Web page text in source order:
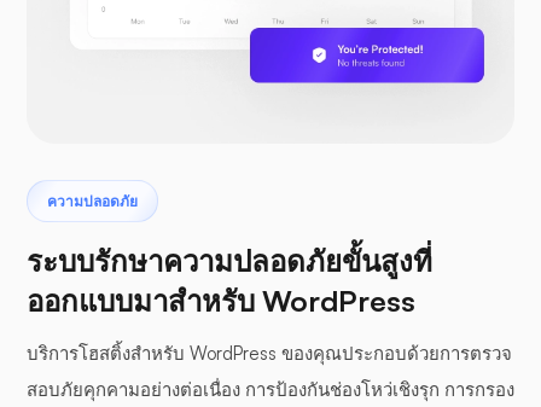
ความปลอดภัย
ระบบรักษาความปลอดภัยขั้นสูงที่
ออกแบบมาสำหรับ WordPress
บริการโฮสติ้งสำหรับ WordPress ของคุณประกอบด้วยการตรวจ
สอบภัยคุกคามอย่างต่อเนื่อง การป้องกันช่องโหว่เชิงรุก การกรอง